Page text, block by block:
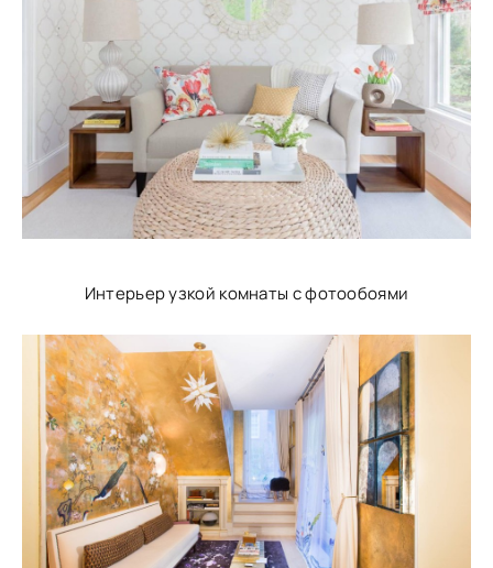
Интерьер узкой комнаты с фотообоями